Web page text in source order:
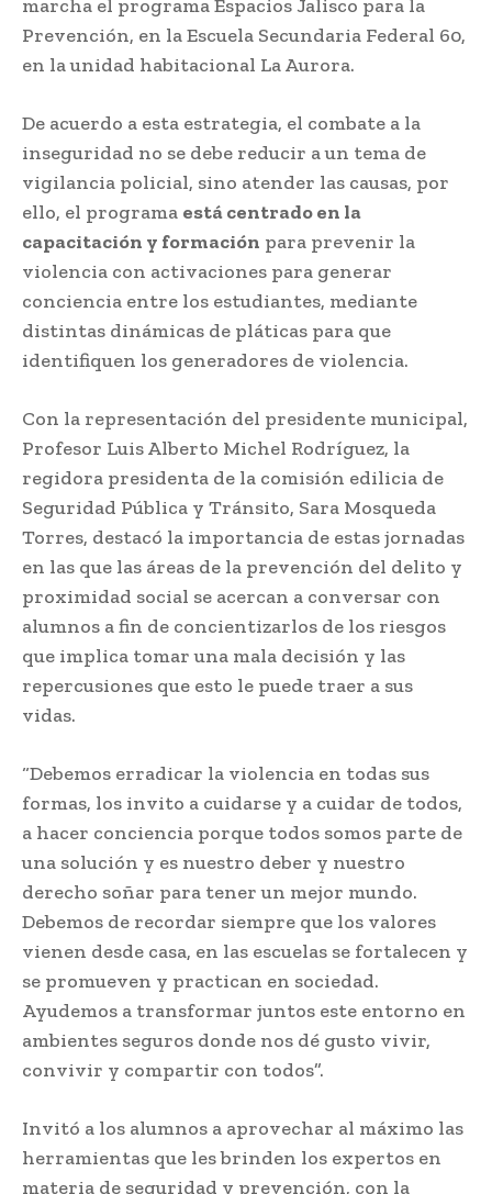
marcha el programa Espacios Jalisco para la
Prevención, en la Escuela Secundaria Federal 60,
en la unidad habitacional La Aurora.
De acuerdo a esta estrategia, el combate a la
inseguridad no se debe reducir a un tema de
vigilancia policial, sino atender las causas, por
ello, el programa está centrado en la
capacitación y formación para prevenir la
violencia con activaciones para generar
conciencia entre los estudiantes, mediante
distintas dinámicas de pláticas para que
identifiquen los generadores de violencia.
Con la representación del presidente municipal,
Profesor Luis Alberto Michel Rodríguez, la
regidora presidenta de la comisión edilicia de
Seguridad Pública y Tránsito, Sara Mosqueda
Torres, destacó la importancia de estas jornadas
en las que las áreas de la prevención del delito y
proximidad social se acercan a conversar con
alumnos a fin de concientizarlos de los riesgos
que implica tomar una mala decisión y las
repercusiones que esto le puede traer a sus
vidas.
“Debemos erradicar la violencia en todas sus
formas, los invito a cuidarse y a cuidar de todos,
a hacer conciencia porque todos somos parte de
una solución y es nuestro deber y nuestro
derecho soñar para tener un mejor mundo.
Debemos de recordar siempre que los valores
vienen desde casa, en las escuelas se fortalecen y
se promueven y practican en sociedad.
Ayudemos a transformar juntos este entorno en
ambientes seguros donde nos dé gusto vivir,
convivir y compartir con todos”.
Invitó a los alumnos a aprovechar al máximo las
herramientas que les brinden los expertos en
materia de seguridad y prevención, con la